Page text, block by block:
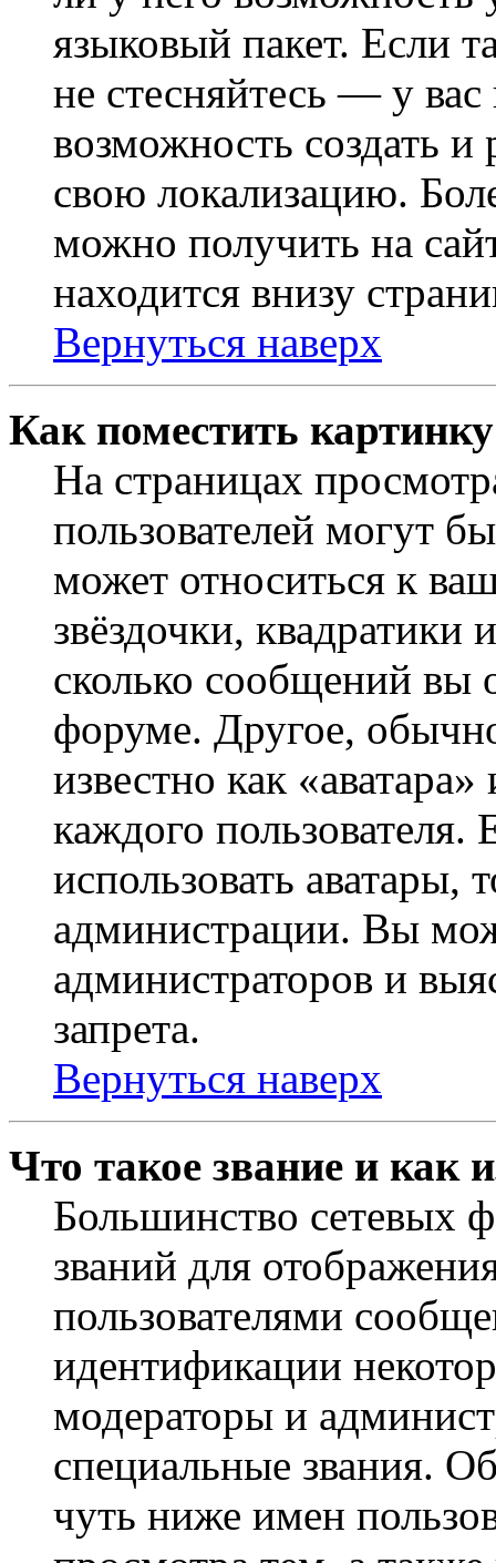
языковый пакет. Если
не стесняйтесь — у вас
возможность создать
свою локализацию.
можно получить на
находится внизу
Вернуться наверх
Как поместить
На страницах
пользователей могут
может относиться к
звёздочки,
сколько сообщений вы
форуме. Другое,
известно как
каждого
использовать аватары,
администрации. Вы
администраторов и
запрета.
Вернуться наверх
Что такое звание и как
Большинство сетевых
званий для
пользователями
идентификации
модераторы и
специальные звания.
чуть ниже имен